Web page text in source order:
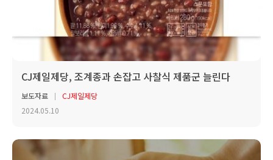
CJ제일제당, 조계종과 손잡고 사찰식 제품군 늘린다
보도자료
CJ제일제당
2024.05.10